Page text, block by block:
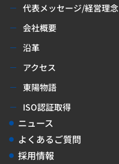
代表メッセージ/経営理念
会社概要
沿革
アクセス
東陽物語
ISO認証取得
ニュース
よくあるご質問
採用情報